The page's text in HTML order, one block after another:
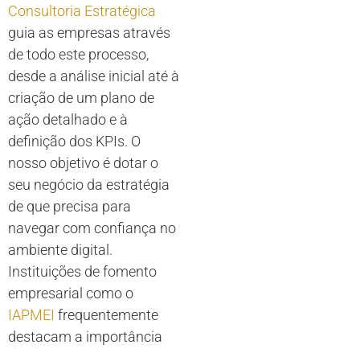
Consultoria Estratégica
guia as empresas através
de todo este processo,
desde a análise inicial até à
criação de um plano de
ação detalhado e à
definição dos KPIs. O
nosso objetivo é dotar o
seu negócio da estratégia
de que precisa para
navegar com confiança no
ambiente digital.
Instituições de fomento
empresarial como o
IAPMEI frequentemente
destacam a importância